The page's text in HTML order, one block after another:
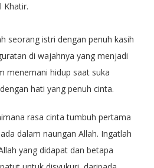
Khatir.
seorang istri dengan penuh kasih
di wajahnya yang menjadi
menemani hidup saat suka
hati yang penuh cinta.
rasa cinta tumbuh pertama
dalam naungan Allah. Ingatlah
yang didapat dan betapa